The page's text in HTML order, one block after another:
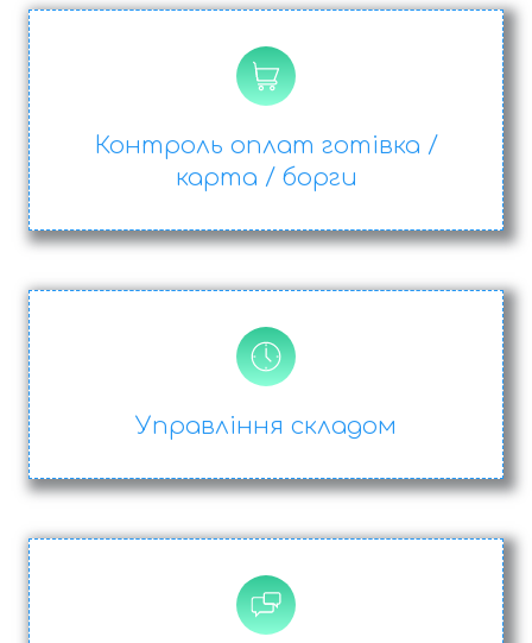
Контроль оплат готівка /
карта / борги
Управління складом